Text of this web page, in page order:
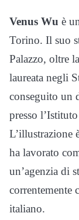
Venus Wu è
Torino. Il suo
Palazzo, oltre
laureata negli
conseguito un
presso
L’illustrazione
ha lavorato
un’agenzia di
correntemente
italiano.